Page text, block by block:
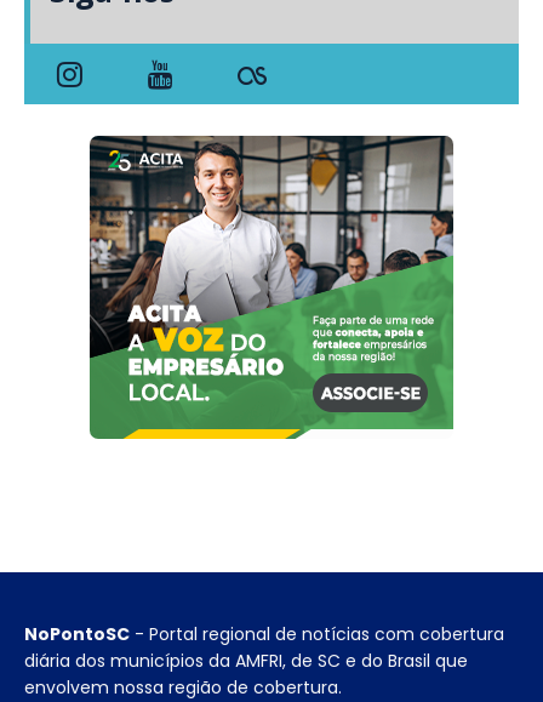
NoPontoSC - Portal regional de notícias com cobertura
diária dos municípios da AMFRI, de SC e do Brasil que
envolvem nossa região de cobertura.